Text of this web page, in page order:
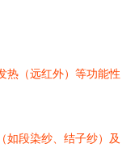
热（远红外）等功能性
如段染纱、结子纱）及